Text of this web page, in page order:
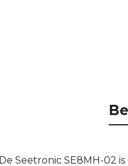
De Seetronic SE8MH-02